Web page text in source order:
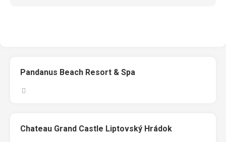
Pandanus Beach Resort & Spa
Chateau Grand Castle Liptovský Hrádok